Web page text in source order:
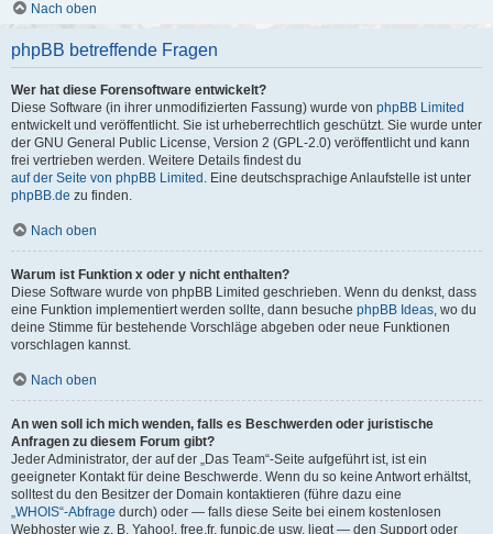
Nach oben
phpBB betreffende Fragen
Wer hat diese Forensoftware entwickelt?
Diese Software (in ihrer unmodifizierten Fassung) wurde von phpBB Limited
entwickelt und veröffentlicht. Sie ist urheberrechtlich geschützt. Sie wurde unter
der GNU General Public License, Version 2 (GPL-2.0) veröffentlicht und kann
frei vertrieben werden. Weitere Details findest du
auf der Seite von phpBB Limited . Eine deutschsprachige Anlaufstelle ist unter
phpBB.de zu finden.
Nach oben
Warum ist Funktion x oder y nicht enthalten?
Diese Software wurde von phpBB Limited geschrieben. Wenn du denkst, dass
eine Funktion implementiert werden sollte, dann besuche phpBB Ideas, wo du
deine Stimme für bestehende Vorschläge abgeben oder neue Funktionen
vorschlagen kannst.
Nach oben
An wen soll ich mich wenden, falls es Beschwerden oder juristische
Anfragen zu diesem Forum gibt?
Jeder Administrator, der auf der „Das Team“-Seite aufgeführt ist, ist ein
geeigneter Kontakt für deine Beschwerde. Wenn du so keine Antwort erhältst,
solltest du den Besitzer der Domain kontaktieren (führe dazu eine
„WHOIS“-Abfrage durch) oder — falls diese Seite bei einem kostenlosen
Webhoster wie z. B. Yahoo!, free.fr, funpic.de usw. liegt — den Support oder